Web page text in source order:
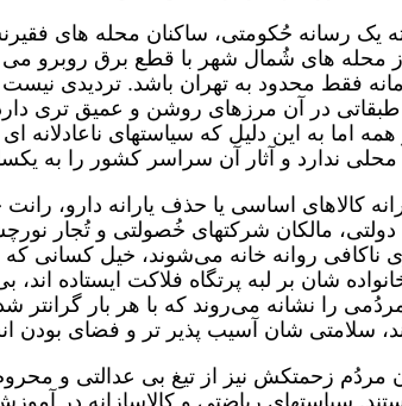
یک رسانه حُکومتی، ساکنان محله های
محله های شُمال شهر با قطع برق روبرو
فقط محدود به تهران باشد. تردیدی
در آن مرزهای روشن و عمیق تری
اما به این دلیل که سیاستهای
ندارد و آثار آن سراسر کشور را به
کالاهای اساسی یا حذف یارانه دارو،
دولتی، مالکان شرکتهای خُصولتی و تُجار
ناکافی روانه خانه می‌شوند، خیل کسانی که
شان بر لبه پرتگاه فلاکت ایستاده
را نشانه می‌روند که با هر بار گرانتر
سلامتی شان آسیب پذیر تر و فضای بودن
مردُم زحمتکش نیز از تیغ بی عدالتی و
سیاستهای ریاضتی و کالاسازانه در